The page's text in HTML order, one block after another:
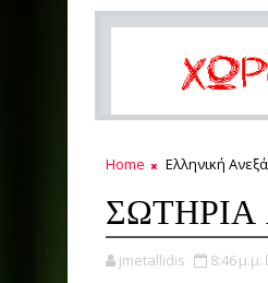
Home Ελληνική
jmetallidis 8:46 μ.μ.